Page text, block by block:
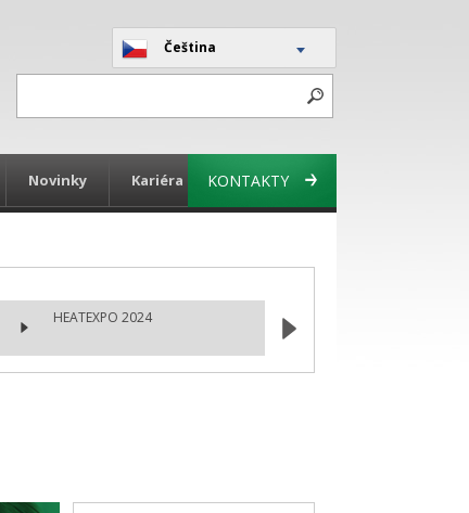
Čeština
Novinky Kariéra KONTAKTY
HEATEXPO 2024